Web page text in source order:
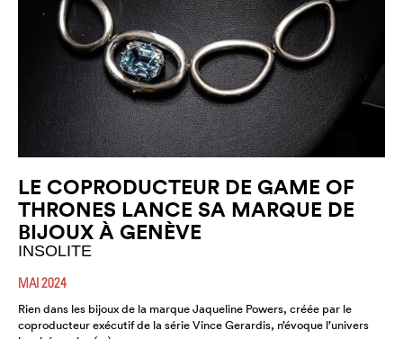
LE COPRODUCTEUR DE GAME OF
THRONES LANCE SA MARQUE DE
BIJOUX À GENÈVE
INSOLITE
MAI 2024
Rien dans les bijoux de la marque Jaqueline Powers, créée par le
coproducteur exécutif de la série Vince Gerardis, n’évoque l’univers